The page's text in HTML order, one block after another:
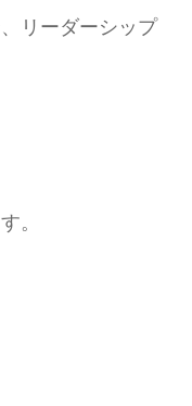
リーダーシップ
。